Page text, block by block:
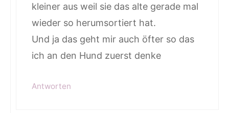
kleiner aus weil sie das alte gerade mal
wieder so herumsortiert hat.
Und ja das geht mir auch öfter so das
ich an den Hund zuerst denke
Antworten